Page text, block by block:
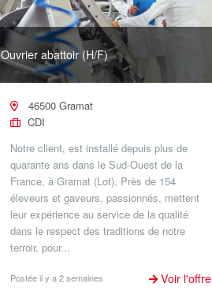
Ouvrier abattoir (H/F)
46500 Gramat
CDI
Notre client, est installé depuis plus de
quarante ans dans le Sud-Ouest de la
France, à Gramat (Lot). Près de 154
éleveurs et gaveurs, passionnés, mettent
leur expérience au service de la qualité
dans le respect des traditions de notre
terroir, pour...
Postée il y a 2 semaines Voir l'offre